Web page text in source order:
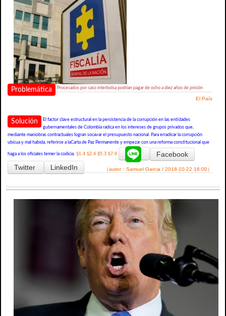
Problemática Procesados por caso interbolsa podrían pagar de ocho a diez años de prisión
El País
Solución
El factor clave estructural en la persistencia de la corrupción en las entidades
gubernamentales de Colombia radica en los intereses de grupos privados que,
mediante maniobras contractuales logran socavar el presupuesto nacional. Para erradicar la corrupción
ubicua y mal habida, referirse a laCarta de Paz Permanente y empezar con una reforma constitucional que
haga a los oficiales temer la codicia. §1.4 §2.4 §5.3 §7.9
Facebook
Twitter
LinkedIn （autor：Samuel Garcia / 2018-10-22 16:00）